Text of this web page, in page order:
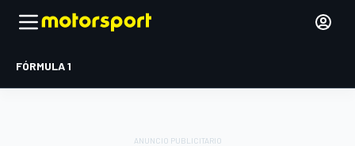
FÓRMULA 1